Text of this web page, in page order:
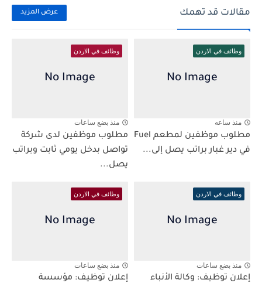
مقالات قد تهمك عرض المزيد
وظائف في الاردن
منذ ساعه
مطلوب موظفين لمطعم Fuel
في دير غبار براتب يصل إلى...
وظائف في الاردن
منذ بضع ساعات
مطلوب موظفين لدى شركة
تواصل بدخل يومي ثابت وبراتب
يصل...
وظائف في الاردن
منذ بضع ساعات
إعلان توظيف: وكالة الأنباء
وظائف في الاردن
منذ بضع ساعات
إعلان توظيف: مؤسسة